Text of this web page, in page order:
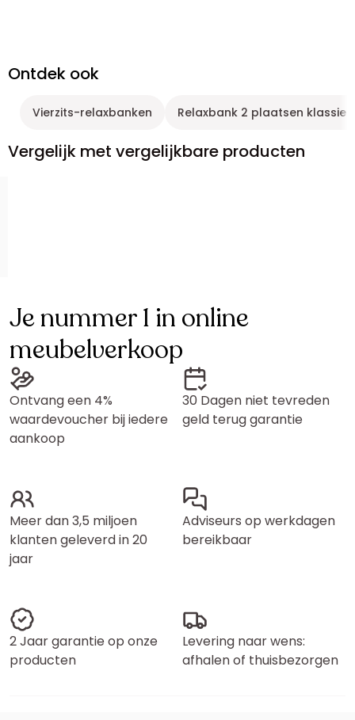
Ontdek ook
Vierzits-relaxbanken Relaxbank 2 plaatsen klassiek
Vergelijk met vergelijkbare producten
Je nummer 1 in online
meubelverkoop
Ontvang een 4%
waardevoucher bij iedere
aankoop
30 Dagen niet tevreden
geld terug garantie
Meer dan 3,5 miljoen
klanten geleverd in 20
jaar
Adviseurs op werkdagen
bereikbaar
2 Jaar garantie op onze
producten
Levering naar wens:
afhalen of thuisbezorgen